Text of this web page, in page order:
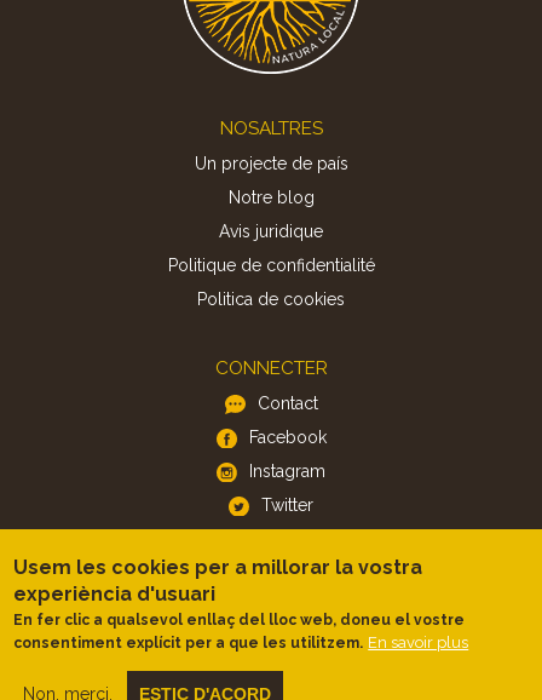
NOSALTRES
Un projecte de país
Notre blog
Avis juridique
Politique de confidentialité
Politica de cookies
CONNECTER
Contact
Facebook
Instagram
Twitter
APP
iOS
Android
Usem les cookies per a millorar la vostra
experiència d'usuari
En fer clic a qualsevol enllaç del lloc web, doneu el vostre
consentiment explícit per a que les utilitzem. En savoir plus
Non, merci. ESTIC D'ACORD